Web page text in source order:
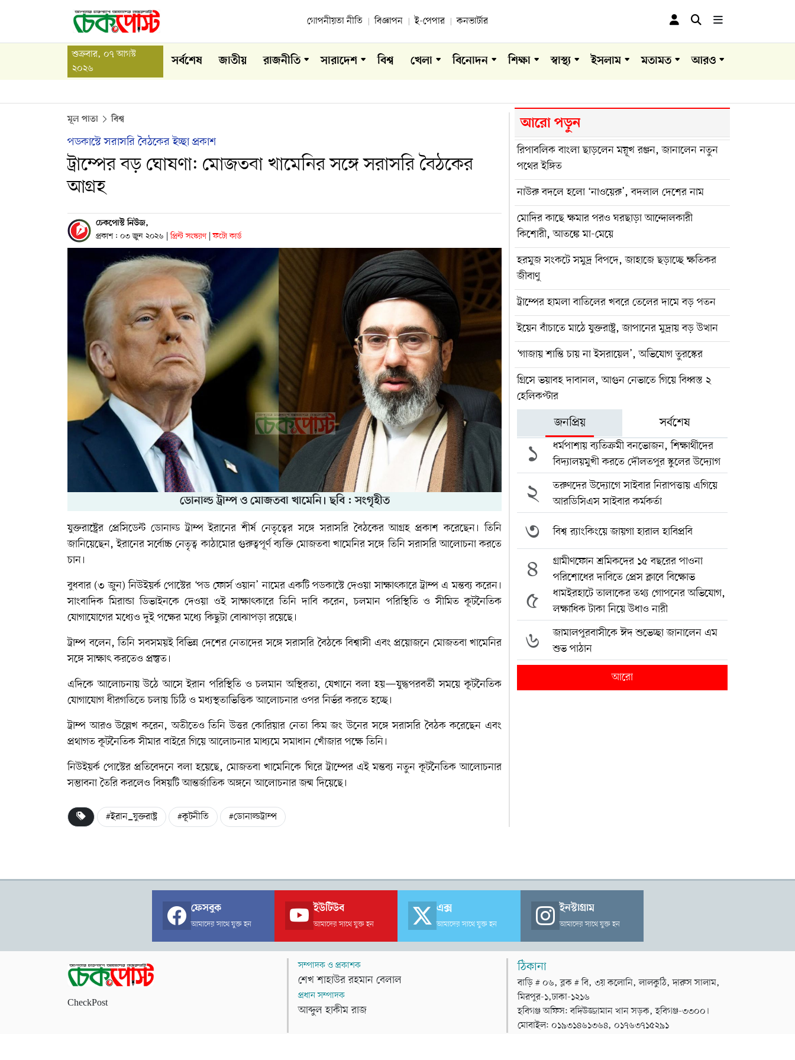
গোপনীয়তা নীতি বিজ্ঞাপন ই-পেপার কনভার্টার
শুক্রবার, ০৭ আগস্ট
২০২৬
সর্বশেষ জাতীয় রাজনীতি সারাদেশ বিশ্ব খেলা বিনোদন শিক্ষা স্বাস্থ্য ইসলাম মতামত আরও
মূল পাতা বিশ্ব
পডকাস্টে সরাসরি বৈঠকের ইচ্ছা প্রকাশ
ট্রাম্পের বড় ঘোষণা: মোজতবা খামেনির সঙ্গে সরাসরি বৈঠকের
আগ্রহ
চেকপোস্ট নিউজ,
প্রকাশ : ০৩ জুন ২০২৬ | প্রিন্ট সংস্করণ | ফটো কার্ড
ডোনাল্ড ট্রাম্প ও মোজতবা খামেনি। ছবি : সংগৃহীত
যুক্তরাষ্ট্রের প্রেসিডেন্ট ডোনাল্ড ট্রাম্পইরানের শীর্ষ নেতৃত্বের সঙ্গে সরাসরি বৈঠকের আগ্রহ প্রকাশ করেছেন। তিনি
জানিয়েছেন, ইরানের সর্বোচ্চ নেতৃত্ব কাঠামোর গুরুত্বপূর্ণ ব্যক্তি মোজতবা খামেনির সঙ্গে তিনি সরাসরি আলোচনা করতে
চান।
বুধবার (৩ জুন) নিউইয়র্ক পোস্টের ‘পড ফোর্স ওয়ান’ নামের একটি পডকাস্টে দেওয়া সাক্ষাৎকারে ট্রাম্প এ মন্তব্য করেন।
সাংবাদিক মিরান্ডা ডিভাইনকে দেওয়া ওই সাক্ষাৎকারে তিনি দাবি করেন, চলমান পরিস্থিতি ও সীমিত কূটনৈতিক
যোগাযোগের মধ্যেও দুই পক্ষের মধ্যে কিছুটা বোঝাপড়া রয়েছে।
ট্রাম্প বলেন, তিনি সবসময়ই বিভিন্ন দেশের নেতাদের সঙ্গে সরাসরি বৈঠকে বিশ্বাসী এবং প্রয়োজনে মোজতবা খামেনির
সঙ্গে সাক্ষাৎ করতেও প্রস্তুত।
এদিকে আলোচনায় উঠে আসে ইরান পরিস্থিতি ও চলমান অস্থিরতা, যেখানে বলা হয়—যুদ্ধপরবর্তী সময়ে কূটনৈতিক
যোগাযোগ ধীরগতিতে চলায় চিঠি ও মধ্যস্থতাভিত্তিক আলোচনার ওপর নির্ভর করতে হচ্ছে।
ট্রাম্প আরও উল্লেখ করেন, অতীতেও তিনি উত্তর কোরিয়ার নেতা কিম জং উনের সঙ্গে সরাসরি বৈঠক করেছেন এবং
প্রথাগত কূটনৈতিক সীমার বাইরে গিয়ে আলোচনার মাধ্যমে সমাধান খোঁজার পক্ষে তিনি।
নিউইয়র্ক পোস্টের প্রতিবেদনে বলা হয়েছে, মোজতবা খামেনিকে ঘিরে ট্রাম্পের এই মন্তব্য নতুন কূটনৈতিক আলোচনার
সম্ভাবনা তৈরি করলেও বিষয়টি আন্তর্জাতিক অঙ্গনে আলোচনার জন্ম দিয়েছে।
#ইরান_যুক্তরাষ্ট্র #কূটনীতি #ডোনাল্ডট্রাম্প
আরো পড়ুন
রিপাবলিক বাংলা ছাড়লেন ময়ূখ রঞ্জন, জানালেন নতুন
পথের ইঙ্গিত
নাউরু বদলে হলো ‘নাওয়েরু’, বদলাল দেশের নাম
মোদির কাছে ক্ষমার পরও ঘরছাড়া আন্দোলকারী
কিশোরী, আতঙ্কে মা-মেয়ে
হরমুজ সংকটে সমুদ্র বিপদে, জাহাজে ছড়াচ্ছে ক্ষতিকর
জীবাণু
ট্রাম্পের হামলা বাতিলের খবরে তেলের দামে বড় পতন
ইয়েন বাঁচাতে মাঠে যুক্তরাষ্ট্র, জাপানের মুদ্রায় বড় উত্থান
‘গাজায় শান্তি চায় না ইসরায়েল’, অভিযোগ তুরস্কের
গ্রিসে ভয়াবহ দাবানল, আগুন নেভাতে গিয়ে বিধ্বস্ত ২
হেলিকপ্টার
জনপ্রিয় সর্বশেষ
১
ধর্মপাশায় ব্যতিক্রমী বনভোজন, শিক্ষার্থীদের
বিদ্যালয়মুখী করতে দৌলতপুর স্কুলের উদ্যোগ
২
তরুণদের উদ্যোগে সাইবার নিরাপত্তায় এগিয়ে
আরডিসিএস সাইবার কর্মকর্তা
৩ বিশ্ব র‍্যাংকিংয়ে জায়গা হারাল হাবিপ্রবি
৪
গ্রামীণফোন শ্রমিকদের ১৫ বছরের পাওনা
পরিশোধের দাবিতে প্রেস ক্লাবে বিক্ষোভ
৫
ধামইরহাটে তালাকের তথ্য গোপনের অভিযোগ,
লক্ষাধিক টাকা নিয়ে উধাও নারী
৬
জামালপুরবাসীকে ঈদ শুভেচ্ছা জানালেন এম
শুভ পাঠান
আরো
ফেসবুক
আমাদের সাথে যুক্ত হন
ইউটিউব
আমাদের সাথে যুক্ত হন
এক্স
আমাদের সাথে যুক্ত হন
ইনস্টাগ্রাম
আমাদের সাথে যুক্ত হন
CheckPost
সম্পাদক ও প্রকাশক
শেখ শাহাউর রহমান বেলাল
প্রধান সম্পাদক
আব্দুল হাকীম রাজ
ঠিকানা
বাড়ি # ০৬, ব্লক # বি, ৩য় কলোনি, লালকুঠি, দারুস সালাম,
মিরপুর-১,ঢাকা-১২১৬
হবিগঞ্জ অফিস: বদিউজ্জামান খান সড়ক, হবিগঞ্জ-৩৩০০।
মোবাইল: ০১৯৩১৪৬১৩৬৪, ০১৭৬৩৭১৫২৯১